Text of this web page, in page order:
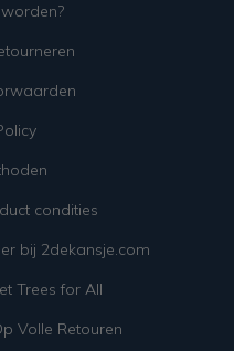
condities
bij 2dekansje.com
Trees for All
Volle Retouren